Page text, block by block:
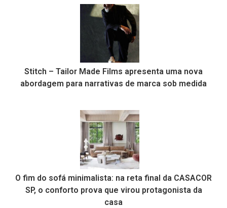
Stitch – Tailor Made Films apresenta uma nova
abordagem para narrativas de marca sob medida
O fim do sofá minimalista: na reta final da CASACOR
SP, o conforto prova que virou protagonista da
casa